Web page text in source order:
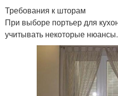
Требования к шторам
При выборе портьер для
учитывать некоторые нюансы.